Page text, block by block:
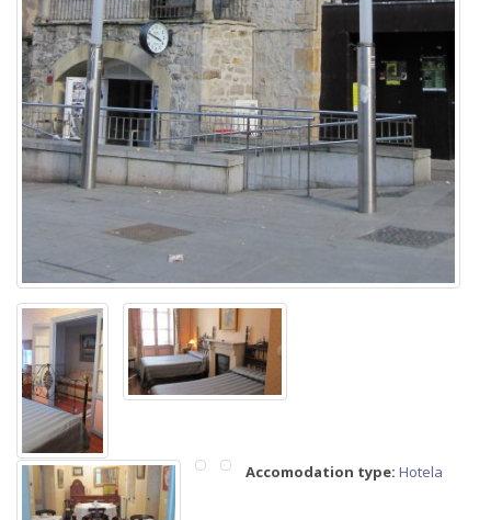
Accomodation type: Hotela